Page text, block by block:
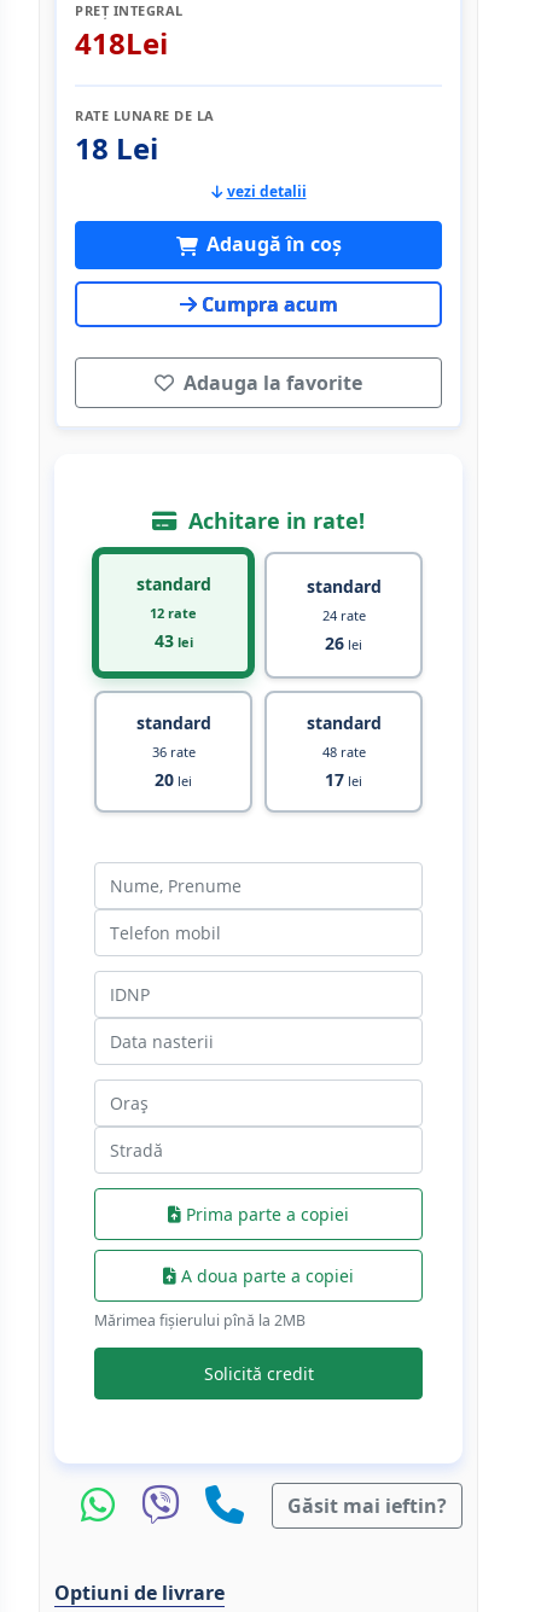
PREȚ INTEGRAL
418Lei
RATE LUNARE DE LA
18 Lei
vezi detalii
Adaugă în coș
Cumpra acum
Adauga la favorite
Achitare in rate!
standard
12 rate
43lei
standard
24 rate
26 lei
standard
36 rate
20 lei
standard
48 rate
17 lei
Prima parte a copiei
A doua parte a copiei
Mărimea fișierului pînă la 2МB
Solicită credit
Găsit mai ieftin?
Optiuni de livrare